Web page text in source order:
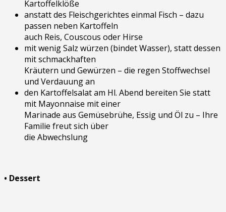
Kartoffelklöße
anstatt des Fleischgerichtes einmal Fisch – dazu
passen neben Kartoffeln
auch Reis, Couscous oder Hirse
mit wenig Salz würzen (bindet Wasser), statt dessen
mit schmackhaften
Kräutern und Gewürzen – die regen Stoffwechsel
und Verdauung an
den Kartoffelsalat am Hl. Abend bereiten Sie statt
mit Mayonnaise mit einer
Marinade aus Gemüsebrühe, Essig und Öl zu – Ihre
Familie freut sich über
die Abwechslung
• Dessert